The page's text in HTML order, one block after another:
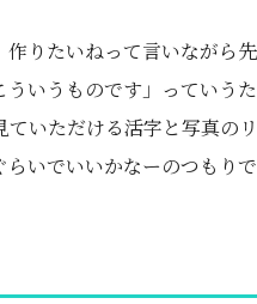
りたいねって言いながら
いうものです」っていう
いただける活字と写真の
いでいいかなーのつもりで